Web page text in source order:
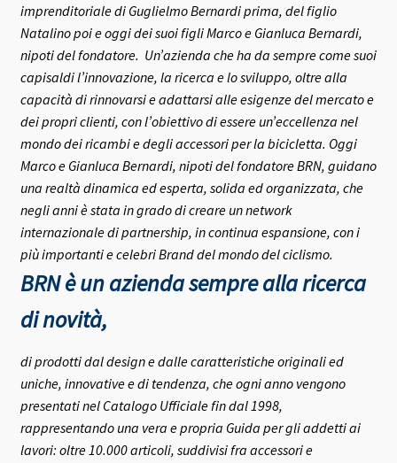
imprenditoriale di Guglielmo Bernardi prima, del figlio
Natalino poi e oggi dei suoi figli Marco e Gianluca Bernardi,
nipoti del fondatore. Un’azienda che ha da sempre come suoi
capisaldi l’innovazione, la ricerca e lo sviluppo, oltre alla
capacità di rinnovarsi e adattarsi alle esigenze del mercato e
dei propri clienti, con l’obiettivo di essere un’eccellenza nel
mondo dei ricambi e degli accessori per la bicicletta. Oggi
Marco e Gianluca Bernardi, nipoti del fondatore BRN, guidano
una realtà dinamica ed esperta, solida ed organizzata, che
negli anni è stata in grado di creare un network
internazionale di partnership, in continua espansione, con i
più importanti e celebri Brand del mondo del ciclismo.
BRN è un azienda sempre alla ricerca
di novità,
di prodotti dal design e dalle caratteristiche originali ed
uniche, innovative e di tendenza, che ogni anno vengono
presentati nel Catalogo Ufficiale fin dal 1998,
rappresentando una vera e propria Guida per gli addetti ai
lavori: oltre 10.000 articoli, suddivisi fra accessori e